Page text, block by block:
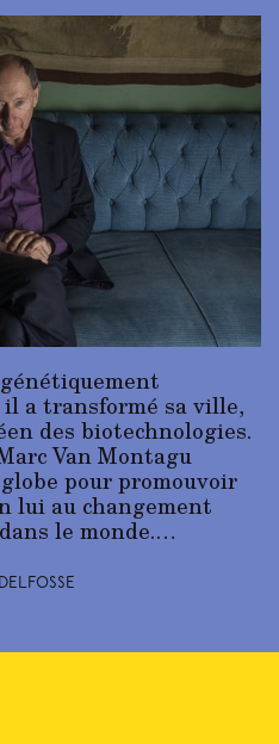
a transformé sa ville,
des biotechnologies.
Van Montagu
pour promouvoir
lui au changement
le monde.…